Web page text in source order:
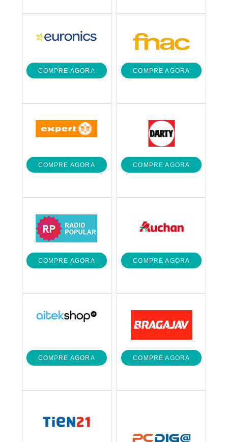
COMPRE AGORA COMPRE AGORA
COMPRE AGORA COMPRE AGORA
COMPRE AGORA COMPRE AGORA
COMPRE AGORA COMPRE AGORA